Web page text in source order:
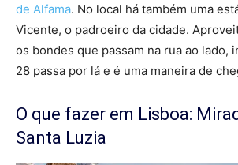
de Alfama. No local há também uma
Vicente, o padroeiro da cidade.
os bondes que passam na rua ao lado,
28 passa por lá e é uma maneira de
O que fazer em Lisboa:
Santa Luzia